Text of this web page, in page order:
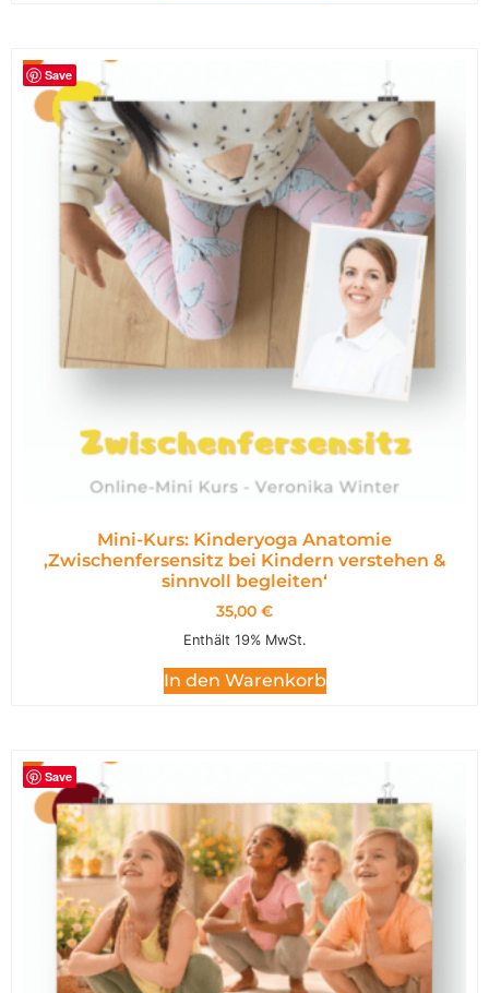
Save
Mini-Kurs: Kinderyoga Anatomie
,Zwischenfersensitz bei Kindern verstehen &
sinnvoll begleiten‘
35,00 €
Enthält 19% MwSt.
In den Warenkorb
Save